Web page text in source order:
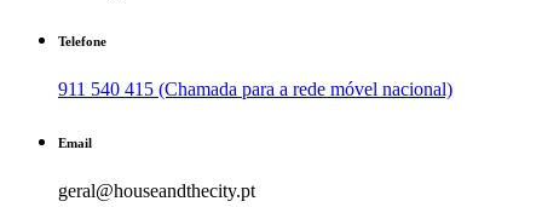
Telefone
911 540 415 (Chamada para a rede móvel nacional)
Email
geral@houseandthecity.pt